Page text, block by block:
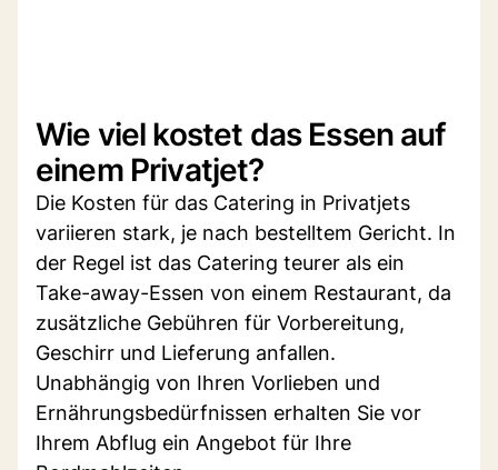
Wie viel kostet das Essen auf
einem Privatjet?
Die Kosten für das Catering in Privatjets
variieren stark, je nach bestelltem Gericht. In
der Regel ist das Catering teurer als ein
Take-away-Essen von einem Restaurant, da
zusätzliche Gebühren für Vorbereitung,
Geschirr und Lieferung anfallen.
Unabhängig von Ihren Vorlieben und
Ernährungsbedürfnissen erhalten Sie vor
Ihrem Abflug ein Angebot für Ihre